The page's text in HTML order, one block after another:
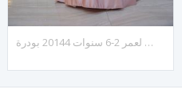
فستان بناتي من فينتوس لعمر 2-6 سنوات 20144 بودرة